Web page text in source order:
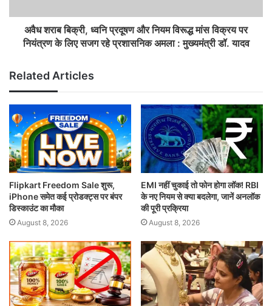
अवैध शराब बिक्री, ध्वनि प्रदूषण और नियम विरूद्ध मांस विक्रय पर
नियंत्रण के लिए सजग रहे प्रशासनिक अमला : मुख्यमंत्री डॉ. यादव
Related Articles
Flipkart Freedom Sale शुरू,
iPhone समेत कई प्रोडक्ट्स पर बंपर
डिस्काउंट का मौका
August 8, 2026
EMI नहीं चुकाई तो फोन होगा लॉक! RBI
के नए नियम से क्या बदलेगा, जानें अनलॉक
की पूरी प्रक्रिया
August 8, 2026